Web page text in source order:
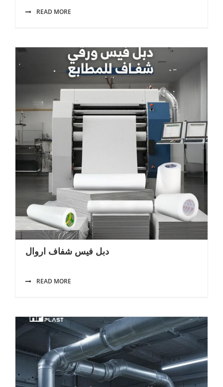
READ MORE
دبل فيس شفاف اروال
READ MORE